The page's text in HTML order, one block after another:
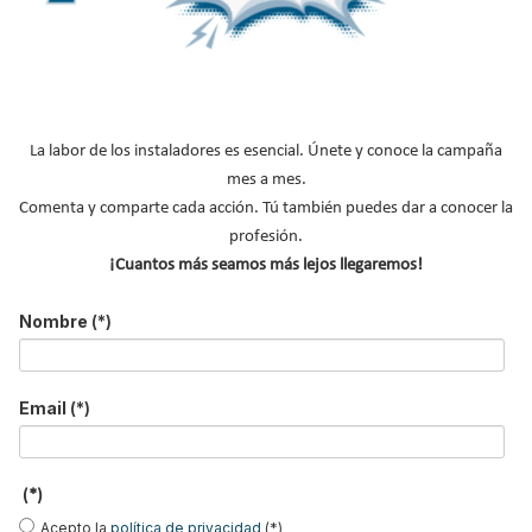
Instaladores de refrigeración
Suscríbete a
nuestros boletines
Y RECIBE EN TU EMAIL TODA LA
ACTUALIDAD DEL SECTOR
Nombre
Apellidos
Email
Ocupación *
La labor de los instaladores es esencial. Únete y conoce la campaña
mes a mes.
Comenta y comparte cada acción. Tú también puedes dar a conocer la
profesión.
¡Cuantos más seamos más lejos llegaremos!
Nombre (*)
Email (*)
(*)
Acepto la política de privacidad (*)